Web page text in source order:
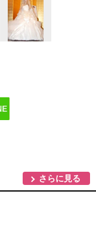
さらに見る